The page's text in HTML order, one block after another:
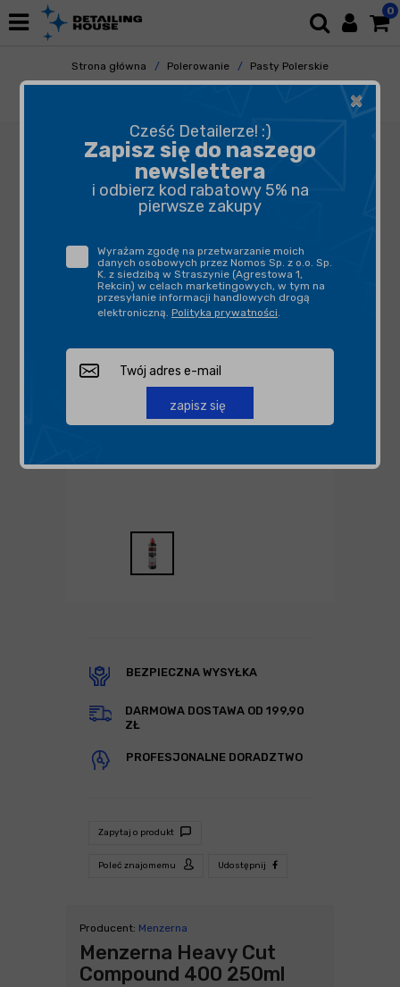
0
Strona główna Polerowanie
Pasty Polerskie
Pasty Cuttingowe
BEZPIECZNA WYSYŁKA
DARMOWA DOSTAWA OD 199,90
ZŁ
PROFESJONALNE DORADZTWO
Zapytaj o produkt
Poleć znajomemu Udostępnij
Producent: Menzerna
Menzerna Heavy Cut
Compound 400 250ml
×
Cześć Detailerze! :)
Zapisz się do naszego
newslettera
i odbierz kod rabatowy 5% na
pierwsze zakupy
Wyrażam zgodę na przetwarzanie moich
danych osobowych przez Nomos Sp. z o.o. Sp.
K. z siedzibą w Straszynie (Agrestowa 1,
Rekcin) w celach marketingowych, w tym na
przesyłanie informacji handlowych drogą
elektroniczną. Polityka prywatności.
zapisz się